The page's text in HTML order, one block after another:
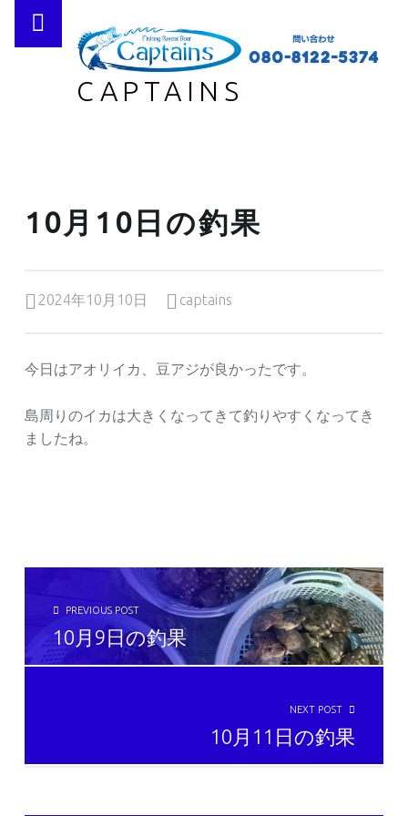
CAPTAINS
10月10日の釣果
2024年10月10日
captains
今日はアオリイカ、豆アジが良かったです。
島周りのイカは大きくなってきて釣りやすくなってき
ましたね。
投稿ナビゲーション
PREVIOUS POST
10月9日の釣果
NEXT POST
10月11日の釣果